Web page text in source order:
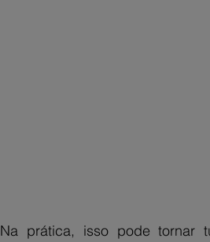
Na prática, isso pode tornar